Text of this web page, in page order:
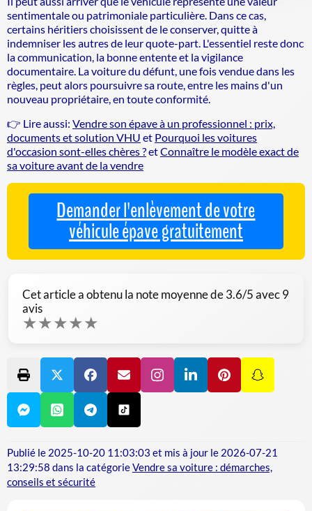
sentimentale ou patrimoniale particulière. Dans ce cas,
certains héritiers choisissent de le conserver, quitte à
indemniser les autres de leur quote-part. L'essentiel reste donc
la communication, la bonne entente et la vigilance
documentaire. La voiture du défunt, une fois vendue dans les
règles, peut alors poursuivre sa route, entre les mains d'un
nouveau propriétaire, en toute conformité.
👉 Lire aussi: Vendre son épave à un professionnel : prix,
documents et solution VHU et Pourquoi les voitures
d'occasion sont-elles chères ?etConnaître le modèle exact de
sa voiture avant de la vendre
Demander l'enlèvement de votre
véhicule épave gratuitement
Cet article a obtenu la note moyenne de3.6/5 avec9
avis
★★★★★
Publié le 2025-10-20 11:03:03 et mis à jour le 2026-07-21
13:29:58 dans la catégorieVendre sa voiture : démarches,
conseils et sécurité